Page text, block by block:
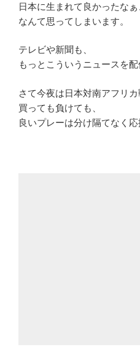
日本に生まれて良かったなぁ
なんて思ってしまいます。
テレビや新聞も、
もっとこういうニュースを配
さて今夜は日本対南アフリカ
買っても負けても、
良いプレーは分け隔てなく応